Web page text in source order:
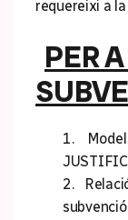
requereixi a
PER
1.
2.